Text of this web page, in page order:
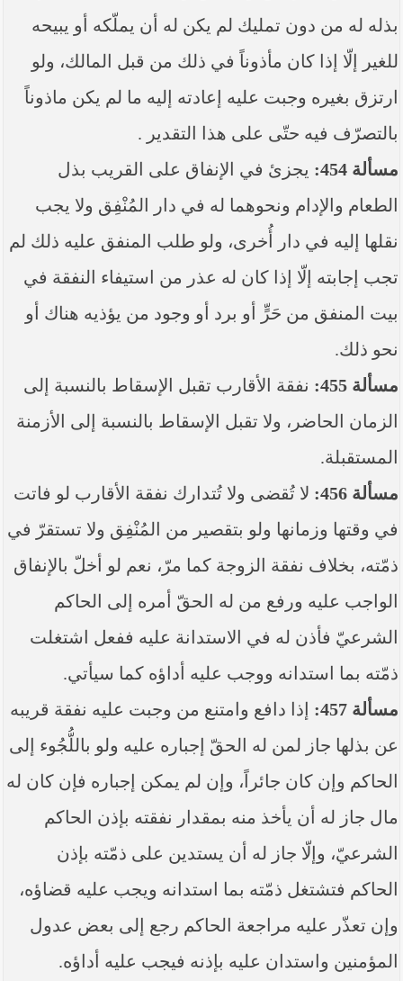
بذله له من دون تمليك لم يكن له أن يملّكه أو يبيحه
للغير إلّا إذا كان مأذوناً في ذلك من قبل المالك، ولو
ارتزق بغيره وجبت عليه إعادته إليه ما لم يكن ماذوناً
بالتصرّف فيه حتّى على هذا التقدير .
مسألة 454:
يجزئ في الإنفاق على القريب بذل
الطعام والإدام ونحوهما له في دار المُنْفِق ولا يجب
نقلها إليه في دار أُخرى، ولو طلب المنفق عليه ذلك لم
تجب إجابته إلّا إذا كان له عذر من استيفاء النفقة في
بيت المنفق من حَرٍّ أو برد أو وجود من يؤذيه هناك أو
نحو ذلك.
مسألة 455:
نفقة الأقارب تقبل الإسقاط بالنسبة إلى
الزمان الحاضر، ولا تقبل الإسقاط بالنسبة إلى الأزمنة
المستقبلة.
مسألة 456:
لا تُقضى ولا تُتدارك نفقة الأقارب لو فاتت
في وقتها وزمانها ولو بتقصير من المُنْفِق ولا تستقرّ في
ذمّته، بخلاف نفقة الزوجة كما مرّ، نعم لو أخلّ بالإنفاق
الواجب عليه ورفع من له الحقّ أمره إلى الحاكم
الشرعيّ فأذن له في الاستدانة عليه ففعل اشتغلت
ذمّته بما استدانه ووجب عليه أداؤه كما سيأتي.
مسألة 457:
إذا دافع وامتنع من وجبت عليه نفقة قريبه
عن بذلها جاز لمن له الحقّ إجباره عليه ولو باللُّجُوء إلى
الحاكم وإن كان جائراً، وإن لم يمكن إجباره فإن كان له
مال جاز له أن يأخذ منه بمقدار نفقته بإذن الحاكم
الشرعيّ، وإلّا جاز له أن يستدين على ذمّته بإذن
الحاكم فتشتغل ذمّته بما استدانه ويجب عليه قضاؤه،
وإن تعذّر عليه مراجعة الحاكم رجع إلى بعض عدول
المؤمنين واستدان عليه بإذنه فيجب عليه أداؤه.